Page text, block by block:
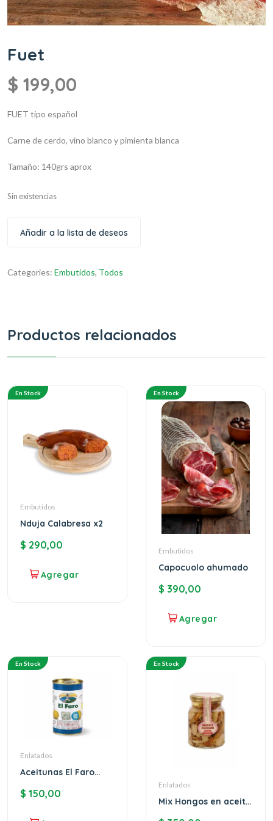
Fuet
$ 199,00
FUET tipo español
Carne de cerdo, vino blanco y pimienta blanca
Tamaño: 140grs aprox
Sin existencias
Añadir a la lista de deseos
Categories: Embutidos, Todos
Productos relacionados
En Stock
Embutidos
Nduja Calabresa x2
$ 290,00
En Stock
Embutidos
Capocuolo ahumado
$ 390,00
En Stock
Enlatados
Aceitunas El Faro
azul
$ 150,00
En Stock
Enlatados
Mix Hongos en aceite